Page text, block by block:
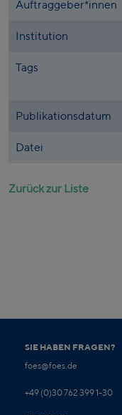
Auftraggeber*innen
Institution
Tags
Publikationsdatum
Datei
Zurück zur Liste
SIE HABEN FRAGEN?
foes@foes.de
+49 (0)30 762 399 1-30